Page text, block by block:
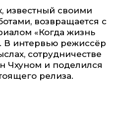
известный своими
возвращается с
«Когда жизнь
В интервью режиссёр
сотрудничестве
Чхуном и поделился
релиза.